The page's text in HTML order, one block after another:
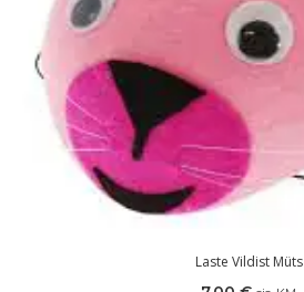
Laste Vildist Müts